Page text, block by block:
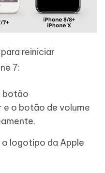
reiniciar
7:
botão
o botão de volume
logotipo da Apple